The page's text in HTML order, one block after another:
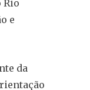
Rio
e
da